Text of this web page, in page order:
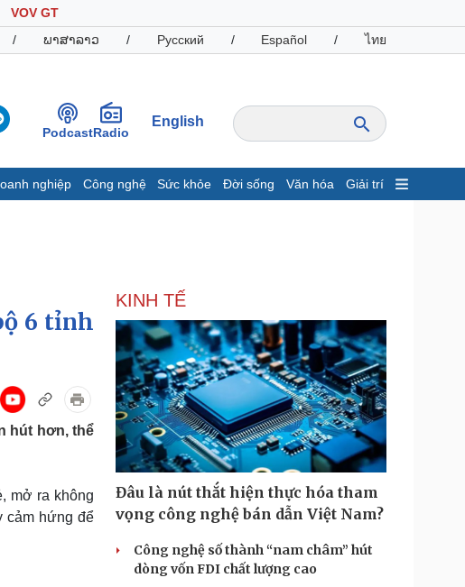
VOV GT
/ ພາສາລາວ / Русский / Español / ไทย
PodcastRadio
English
nghiệp Công nghệ Sức khỏe Đời sống Văn hóa Giải trí
Giá cà phê
Doanh nghiệp
Thông tin doanh nghiệp
Doanh nghiệp 24h
Doanh nhân
Vì cộng đồng
Công nghệ
Sành điệu
Tin Công nghệ
Trải nghiệm
Chuyển đổi số
Du lịch
Tư vấn
Podcast
Câu chuyện thời sự
Đọc truyện đêm khuya
Cửa sổ tình yêu
6 tỉnh
hút hơn, thể
mở ra không
cảm hứng để
KINH TẾ
Đâu là nút thắt hiện thực hóa tham
vọng công nghệ bán dẫn Việt Nam?
Công nghệ số thành “nam châm” hút
dòng vốn FDI chất lượng cao